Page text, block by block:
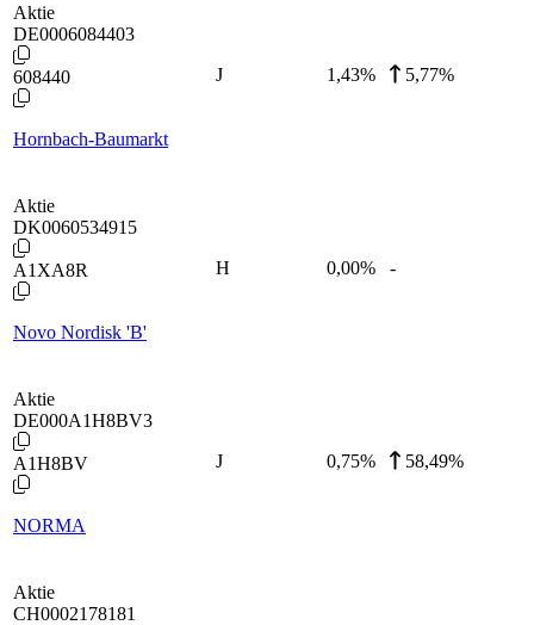
Aktie
DE0006084403
608440
Hornbach-Baumarkt
J 1,43% 5,77%
Aktie
DK0060534915
A1XA8R
Novo Nordisk 'B'
H 0,00% -
Aktie
DE000A1H8BV3
A1H8BV
NORMA
J 0,75% 58,49%
Aktie
CH0002178181